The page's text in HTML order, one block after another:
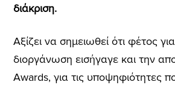
διάκριση.
Αξίζει να σημειωθεί ότι φέτος
διοργάνωση εισήγαγε και την
Awards, για τις υποψηφιότητες